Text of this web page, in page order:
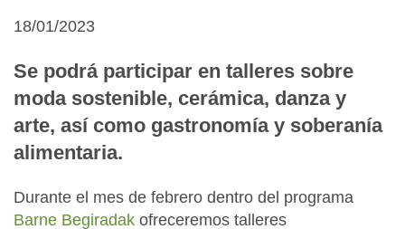
18/01/2023
Se podrá participar en talleres sobre
moda sostenible, cerámica, danza y
arte, así como gastronomía y soberanía
alimentaria.
Durante el mes de febrero dentro del programa
Barne Begiradak ofreceremos talleres